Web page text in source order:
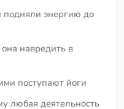
подняли энергию до
навредить в
поступают йоги
любая деятельность